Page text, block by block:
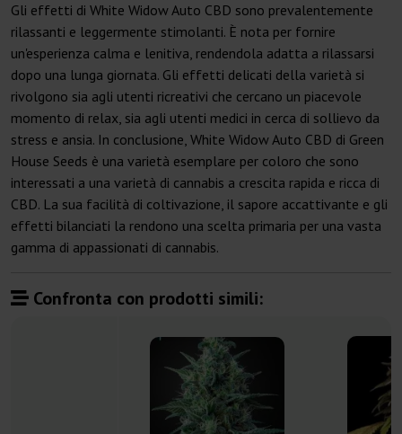
Gli effetti di White Widow Auto CBD sono prevalentemente
rilassanti e leggermente stimolanti. È nota per fornire
un'esperienza calma e lenitiva, rendendola adatta a rilassarsi
dopo una lunga giornata. Gli effetti delicati della varietà si
rivolgono sia agli utenti ricreativi che cercano un piacevole
momento di relax, sia agli utenti medici in cerca di sollievo da
stress e ansia. In conclusione, White Widow Auto CBD di Green
House Seeds è una varietà esemplare per coloro che sono
interessati a una varietà di cannabis a crescita rapida e ricca di
CBD. La sua facilità di coltivazione, il sapore accattivante e gli
effetti bilanciati la rendono una scelta primaria per una vasta
gamma di appassionati di cannabis.
Confronta con prodotti simili: